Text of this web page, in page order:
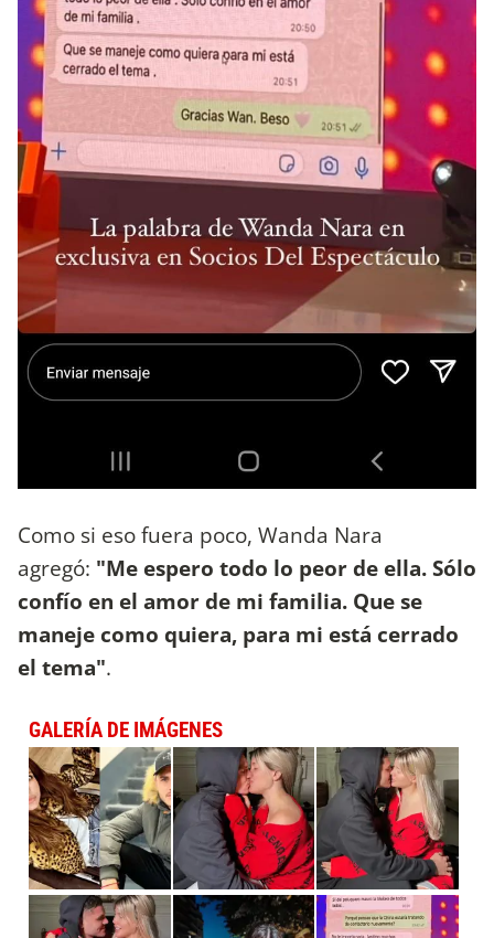
Como si eso fuera poco, Wanda Nara
agregó: "Me espero todo lo peor de ella. Sólo
confío en el amor de mi familia. Que se
maneje como quiera, para mi está cerrado
el tema".
GALERÍA DE IMÁGENES